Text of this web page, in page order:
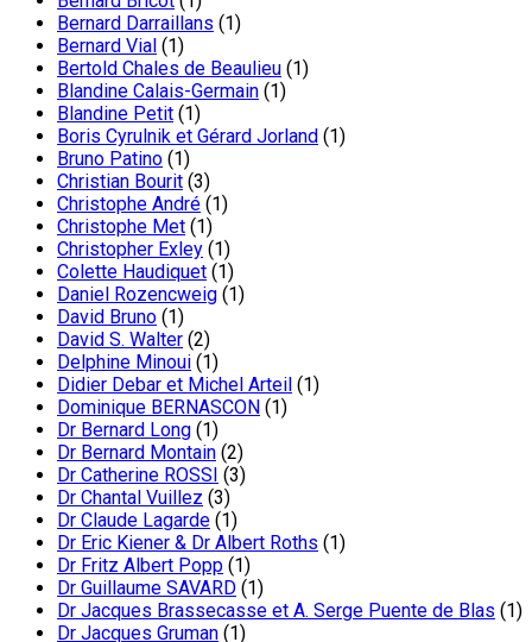
Bernard Darraillans (1)
Bernard Vial (1)
Bertold Chales de Beaulieu (1)
Blandine Calais-Germain (1)
Blandine Petit (1)
Boris Cyrulnik et Gérard Jorland (1)
Bruno Patino (1)
Christian Bourit (3)
Christophe André (1)
Christophe Met (1)
Christopher Exley (1)
Colette Haudiquet (1)
Daniel Rozencweig (1)
David Bruno (1)
David S. Walter (2)
Delphine Minoui (1)
Didier Debar et Michel Arteil (1)
Dominique BERNASCON (1)
Dr Bernard Long (1)
Dr Bernard Montain (2)
Dr Catherine ROSSI (3)
Dr Chantal Vuillez (3)
Dr Claude Lagarde (1)
Dr Eric Kiener & Dr Albert Roths (1)
Dr Fritz Albert Popp (1)
Dr Guillaume SAVARD (1)
Dr Jacques Brassecasse et A. Serge Puente de Blas (1)
Dr Jacques Gruman (1)